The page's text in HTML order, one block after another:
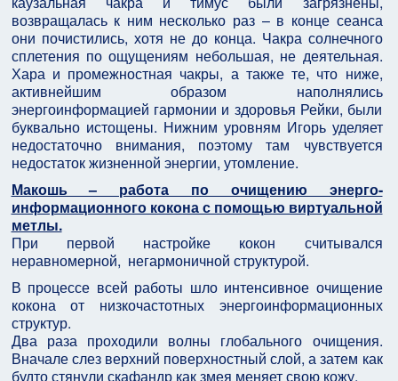
возвращалась к ним несколько раз – в конце сеанса
они почистились, хотя не до конца. Чакра солнечного
сплетения по ощущениям небольшая, не деятельная.
Хара и промежностная чакры, а также те, что ниже,
активнейшим образом наполнялись
энергоинформацией гармонии и здоровья Рейки, были
буквально истощены. Нижним уровням Игорь уделяет
недостаточно внимания, поэтому там чувствуется
недостаток жизненной энергии, утомление.
Макошь – работа по очищению энерго-
информационного кокона с помощью виртуальной
метлы.
При первой настройке кокон считывался
неравномерной, негармоничной структурой.
В процессе всей работы шло интенсивное очищение
кокона от низкочастотных энергоинформационных
структур.
Два раза проходили волны глобального очищения.
Вначале слез верхний поверхностный слой, а затем как
будто стянули скафандр как змея меняет свою кожу.